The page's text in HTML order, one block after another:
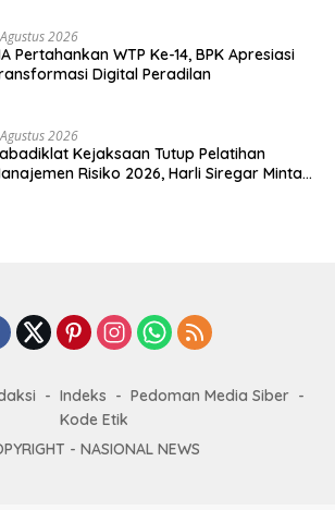
2026
Pertahankan WTP Ke-14, BPK Apresiasi
Digital Peradilan
2026
Kejaksaan Tutup Pelatihan
Risiko 2026, Harli Siregar Minta
Indeks
Pedoman Media Siber
Kode Etik
- NASIONAL NEWS